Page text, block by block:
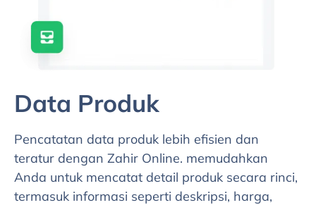
Data Produk
Pencatatan data produk lebih efisien dan
teratur dengan Zahir Online. memudahkan
Anda untuk mencatat detail produk secara rinci,
termasuk informasi seperti deskripsi, harga,